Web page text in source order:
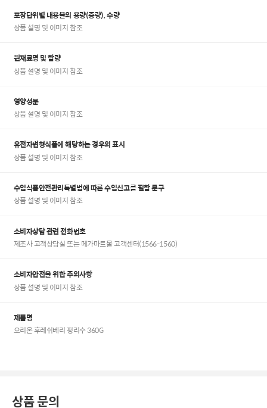
포장단위별 내용물의 용량(중량), 수량
상품 설명 및 이미지 참조
원재료명 및 함량
상품 설명 및 이미지 참조
영양성분
상품 설명 및 이미지 참조
유전자변형식품에 해당하는 경우의 표시
상품 설명 및 이미지 참조
수입식품안전관리특별법에 따른 수입신고를 필함 문구
상품 설명 및 이미지 참조
소비자상담 관련 전화번호
제조사 고객상담실 또는 메가마트몰 고객센터(1566-1560)
소비자안전을 위한 주의사항
상품 설명 및 이미지 참조
제품명
오리온 후레쉬베리 펑리수 360G
상품 문의